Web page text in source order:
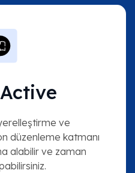
ve
düzenleme katmanı
alabilir ve zaman